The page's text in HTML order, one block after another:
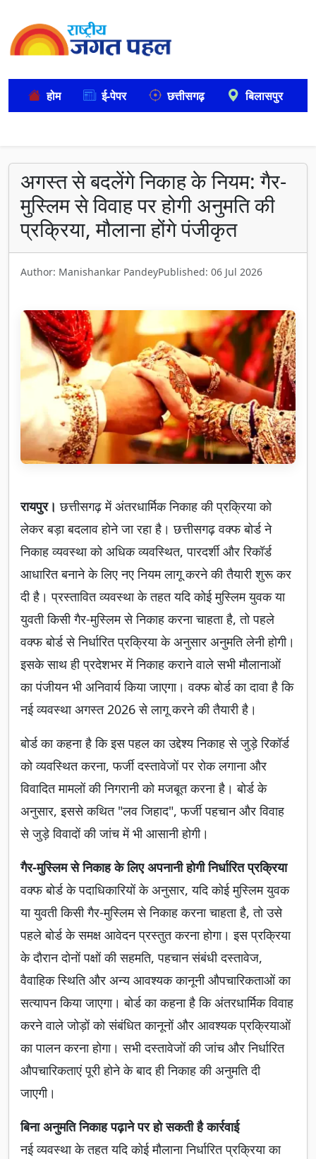
होम ई-पेपर छत्तीसगढ़ बिलासपुर
अगस्त से बदलेंगे निकाह के नियम: गैर-
मुस्लिम से विवाह पर होगी अनुमति की
प्रक्रिया, मौलाना होंगे पंजीकृत
Author: Manishankar PandeyPublished: 06 Jul 2026
रायपुर।छत्तीसगढ़ में अंतरधार्मिक निकाह की प्रक्रिया को
लेकर बड़ा बदलाव होने जा रहा है। छत्तीसगढ़ वक्फ बोर्ड ने
निकाह व्यवस्था को अधिक व्यवस्थित, पारदर्शी और रिकॉर्ड
आधारित बनाने के लिए नए नियम लागू करने की तैयारी शुरू कर
दी है। प्रस्तावित व्यवस्था के तहत यदि कोई मुस्लिम युवक या
युवती किसी गैर-मुस्लिम से निकाह करना चाहता है, तो पहले
वक्फ बोर्ड से निर्धारित प्रक्रिया के अनुसार अनुमति लेनी होगी।
इसके साथ ही प्रदेशभर में निकाह कराने वाले सभी मौलानाओं
का पंजीयन भी अनिवार्य किया जाएगा। वक्फ बोर्ड का दावा है कि
नई व्यवस्था अगस्त 2026 से लागू करने की तैयारी है।
बोर्ड का कहना है कि इस पहल का उद्देश्य निकाह से जुड़े रिकॉर्ड
को व्यवस्थित करना, फर्जी दस्तावेजों पर रोक लगाना और
विवादित मामलों की निगरानी को मजबूत करना है। बोर्ड के
अनुसार, इससे कथित "लव जिहाद", फर्जी पहचान और विवाह
से जुड़े विवादों की जांच में भी आसानी होगी।
गैर-मुस्लिम से निकाह के लिए अपनानी होगी निर्धारित प्रक्रिया
वक्फ बोर्ड के पदाधिकारियों के अनुसार, यदि कोई मुस्लिम युवक
या युवती किसी गैर-मुस्लिम से निकाह करना चाहता है, तो उसे
पहले बोर्ड के समक्ष आवेदन प्रस्तुत करना होगा। इस प्रक्रिया
के दौरान दोनों पक्षों की सहमति, पहचान संबंधी दस्तावेज,
वैवाहिक स्थिति और अन्य आवश्यक कानूनी औपचारिकताओं का
सत्यापन किया जाएगा। बोर्ड का कहना है कि अंतरधार्मिक विवाह
करने वाले जोड़ों को संबंधित कानूनों और आवश्यक प्रक्रियाओं
का पालन करना होगा। सभी दस्तावेजों की जांच और निर्धारित
औपचारिकताएं पूरी होने के बाद ही निकाह की अनुमति दी
जाएगी।
बिना अनुमति निकाह पढ़ाने पर हो सकती है कार्रवाई
नई व्यवस्था के तहत यदि कोई मौलाना निर्धारित प्रक्रिया का